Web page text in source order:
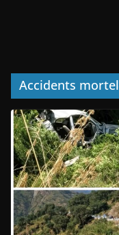
Accidents